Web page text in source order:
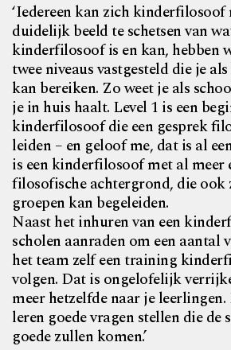
‘Iedereen kan zich kinderfilosoof
duidelijk beeld te schetsen van
kinderfilosoof is en kan, hebben
twee niveaus vastgesteld die je
kan bereiken. Zo weet je als
je in huis haalt. Level 1 is een
kinderfilosoof die een gesprek
leiden – en geloof me, dat is al
is een kinderfilosoof met al meer
filosofische achtergrond, die ook
groepen kan begeleiden.
Naast het inhuren van een
scholen aanraden om een aantal
het team zelf een training
volgen. Dat is ongelofelijk
meer hetzelfde naar je leerlingen.
leren goede vragen stellen die de
goede zullen komen.’